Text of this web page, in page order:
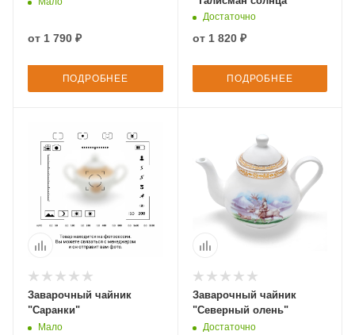
от 1 790 ₽
ПОДРОБНЕЕ
Достаточно
от 1 820 ₽
ПОДРОБНЕЕ
Заварочный чайник
"Саранки"
Мало
Заварочный чайник
"Северный олень"
Достаточно